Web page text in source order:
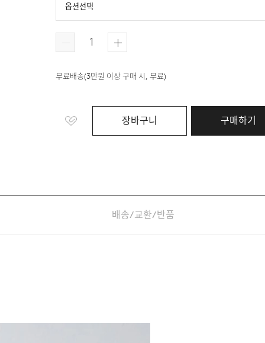
화이트 블랙 블루
옵션선택
무료배송(3만원 이상 구매 시, 무료)
장바구니 구매하기
배송/교환/반품